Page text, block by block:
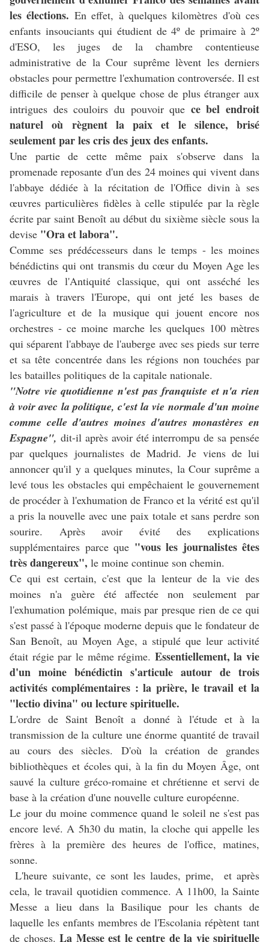
les élections. En effet, à quelques kilomètres d'où ces
enfants insouciants qui étudient de 4º de primaire à 2º
d'ESO, les juges de la chambre contentieuse
administrative de la Cour suprême lèvent les derniers
obstacles pour permettre l'exhumation controversée. Il est
difficile de penser à quelque chose de plus étranger aux
intrigues des couloirs du pouvoir que ce bel endroit
naturel où règnent la paix et le silence, brisé
seulement par les cris des jeux des enfants.
Une partie de cette même paix s'observe dans la
promenade reposante d'un des 24 moines qui vivent dans
l'abbaye dédiée à la récitation de l'Office divin à ses
œuvres particulières fidèles à celle stipulée par la règle
écrite par saint Benoît au début du sixième siècle sous la
devise "Ora et labora".
Comme ses prédécesseurs dans le temps - les moines
bénédictins qui ont transmis du cœur du Moyen Age les
œuvres de l'Antiquité classique, qui ont asséché les
marais à travers l'Europe, qui ont jeté les bases de
l'agriculture et de la musique qui jouent encore nos
orchestres - ce moine marche les quelques 100 mètres
qui séparent l'abbaye de l'auberge avec ses pieds sur terre
et sa tête concentrée dans les régions non touchées par
les batailles politiques de la capitale nationale.
"Notre vie quotidienne n'est pas franquiste et n'a rien
à voir avec la politique, c'est la vie normale d'un moine
comme celle d'autres moines d'autres monastères en
Espagne", dit-il après avoir été interrompu de sa pensée
par quelques journalistes de Madrid. Je viens de lui
annoncer qu'il y a quelques minutes, la Cour suprême a
levé tous les obstacles qui empêchaient le gouvernement
de procéder à l'exhumation de Franco et la vérité est qu'il
a pris la nouvelle avec une paix totale et sans perdre son
sourire. Après avoir évité des explications
supplémentaires parce que "vous les journalistes êtes
très dangereux", le moine continue son chemin.
Ce qui est certain, c'est que la lenteur de la vie des
moines n'a guère été affectée non seulement par
l'exhumation polémique, mais par presque rien de ce qui
s'est passé à l'époque moderne depuis que le fondateur de
San Benoît, au Moyen Age, a stipulé que leur activité
était régie par le même régime. Essentiellement, la vie
d'un moine bénédictin s'articule autour de trois
activités complémentaires : la prière, le travail et la
"lectio divina" ou lecture spirituelle.
L'ordre de Saint Benoît a donné à l'étude et à la
transmission de la culture une énorme quantité de travail
au cours des siècles. D'où la création de grandes
bibliothèques et écoles qui, à la fin du Moyen Âge, ont
sauvé la culture gréco-romaine et chrétienne et servi de
base à la création d'une nouvelle culture européenne.
Le jour du moine commence quand le soleil ne s'est pas
encore levé. A 5h30 du matin, la cloche qui appelle les
frères à la première des heures de l'office, matines,
sonne.
L'heure suivante, ce sont les laudes, prime, et après
cela, le travail quotidien commence. A 11h00, la Sainte
Messe a lieu dans la Basilique pour les chants de
laquelle les enfants membres de l'Escolania répètent tant
de choses. La Messe est le centre de la vie spirituelle